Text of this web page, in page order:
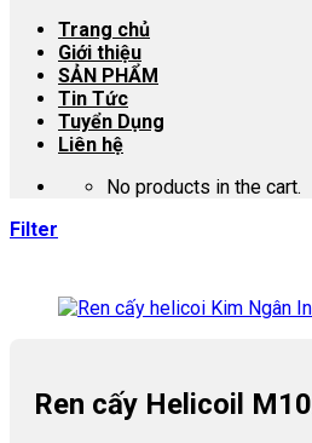
Trang chủ
Giới thiệu
SẢN PHẨM
Tin Tức
Tuyển Dụng
Liên hệ
No products in the cart.
Filter
Ren cấy Helicoil